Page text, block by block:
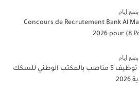
ايام
Concours de Recrutement Bank Al
2026 pour (8
ايام
مباراة توظيف 5 مناصب بالمكتب الوطني للسكك